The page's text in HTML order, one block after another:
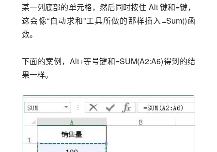
某一列底部的单元格，然后同时按住 Alt 键和=键，
这会像“自动求和”工具所做的那样插入=Sum()函
数。
下面的案例，Alt+等号键和=SUM(A2:A6)得到的结
果一样。